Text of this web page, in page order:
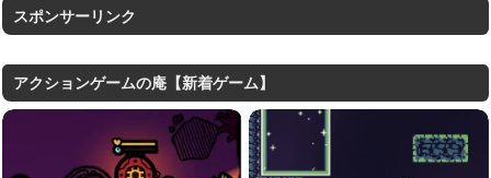
スポンサーリンク
アクションゲームの庵【新着ゲーム】